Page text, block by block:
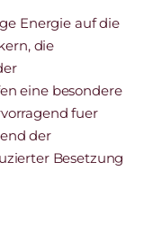
Energie auf die
die
eine besondere
fuer
der
Besetzung